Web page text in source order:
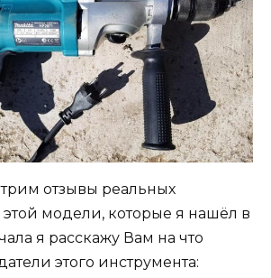
отзывы реальных
этой модели, которые я нашёл в
я расскажу Вам на что
этого инструмента: